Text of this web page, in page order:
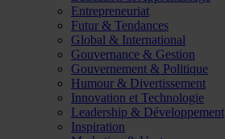
Entrepreneuriat
Futur & Tendances
Global & International
Gouvernance & Gestion
Gouvernement & Politique
Humour & Divertissement
Innovation et Technologie
Leadership & Développement
Inspiration